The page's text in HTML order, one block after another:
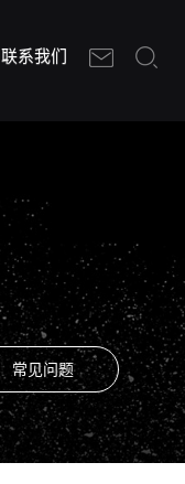
联系我们
常见问题